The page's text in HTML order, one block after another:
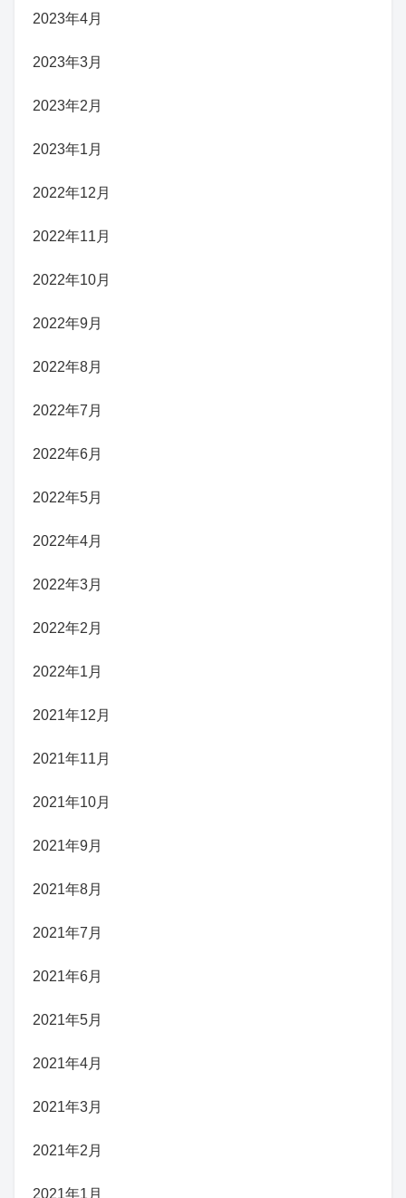
2023年4月
2023年3月
2023年2月
2023年1月
2022年12月
2022年11月
2022年10月
2022年9月
2022年8月
2022年7月
2022年6月
2022年5月
2022年4月
2022年3月
2022年2月
2022年1月
2021年12月
2021年11月
2021年10月
2021年9月
2021年8月
2021年7月
2021年6月
2021年5月
2021年4月
2021年3月
2021年2月
2021年1月